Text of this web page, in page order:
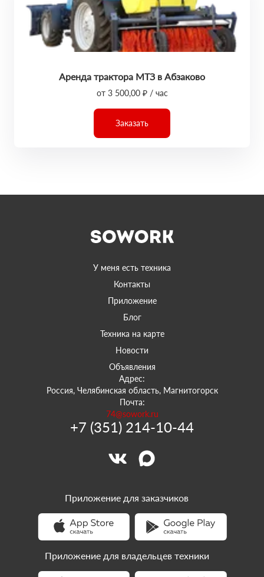
Аренда трактора МТЗ в Абзаково
от 3 500,00 ₽ / час
Заказать
У меня есть техника
Контакты
Приложение
Блог
Техника на карте
Новости
Объявления
Адрес:
Россия, Челябинская область, Магнитогорск
Почта:
74@sowork.ru
+7 (351) 214-10-44
Приложение для заказчиков
Приложение для владельцев техники